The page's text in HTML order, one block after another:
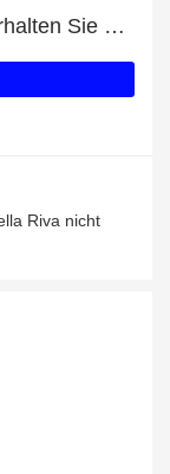
Kaufen Sie Hotel Bella Riva und erhalten Sie eine Geschenkkarte
Riva nicht